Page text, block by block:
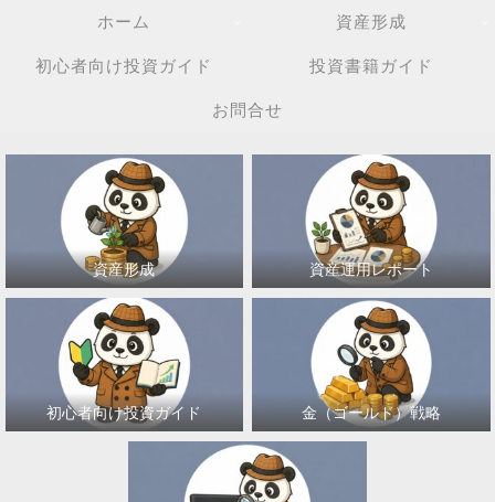
ホーム 資産形成
初心者向け投資ガイド 投資書籍ガイド
お問合せ
資産形成 資産運用レポート
初心者向け投資ガイド 金（ゴールド）戦略